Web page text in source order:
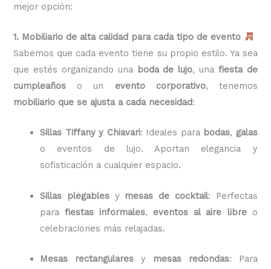
mejor opción:
1. Mobiliario de alta calidad para cada tipo de evento
Sabemos que cada evento tiene su propio estilo. Ya sea
que estés organizando una boda de lujo, una fiesta de
cumpleaños o un evento corporativo, tenemos
mobiliario que se ajusta a cada necesidad:
Sillas Tiffany y Chiavari: Ideales para bodas, galas
o eventos de lujo. Aportan elegancia y
sofisticación a cualquier espacio.
Sillas plegablesy mesas de cocktail: Perfectas
parafiestas informales, eventos al aire libreo
celebraciones más relajadas.
Mesas rectangulares y mesas redondas: Para